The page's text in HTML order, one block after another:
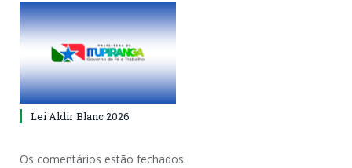
Lei Aldir Blanc 2026
Os comentários estão fechados.